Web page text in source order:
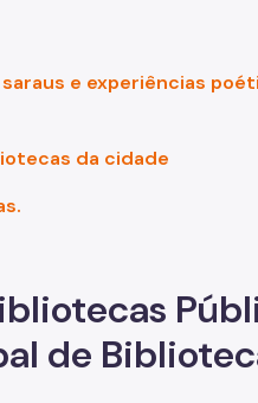
e experiências
da cidade
de